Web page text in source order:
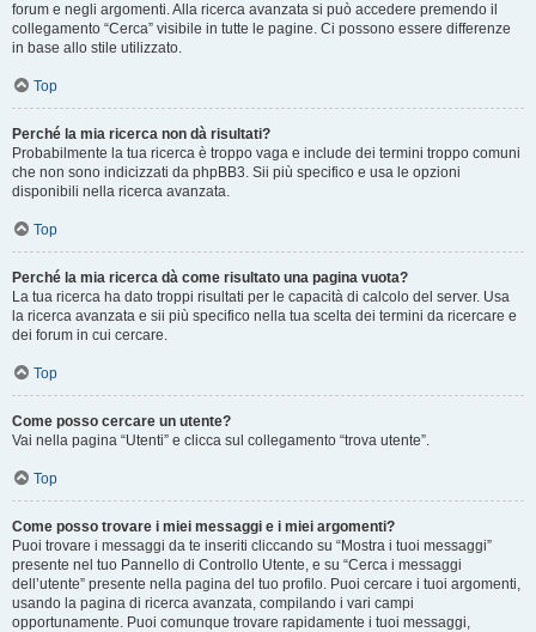
forum e negli argomenti. Alla ricerca avanzata si può accedere premendo il
collegamento “Cerca” visibile in tutte le pagine. Ci possono essere differenze
in base allo stile utilizzato.
Top
Perché la mia ricerca non dà risultati?
Probabilmente la tua ricerca è troppo vaga e include dei termini troppo comuni
che non sono indicizzati da phpBB3. Sii più specifico e usa le opzioni
disponibili nella ricerca avanzata.
Top
Perché la mia ricerca dà come risultato una pagina vuota?
La tua ricerca ha dato troppi risultati per le capacità di calcolo del server. Usa
la ricerca avanzata e sii più specifico nella tua scelta dei termini da ricercare e
dei forum in cui cercare.
Top
Come posso cercare un utente?
Vai nella pagina “Utenti” e clicca sul collegamento “trova utente”.
Top
Come posso trovare i miei messaggi e i miei argomenti?
Puoi trovare i messaggi da te inseriti cliccando su “Mostra i tuoi messaggi”
presente nel tuo Pannello di Controllo Utente, e su “Cerca i messaggi
dell’utente” presente nella pagina del tuo profilo. Puoi cercare i tuoi argomenti,
usando la pagina di ricerca avanzata, compilando i vari campi
opportunamente. Puoi comunque trovare rapidamente i tuoi messaggi,